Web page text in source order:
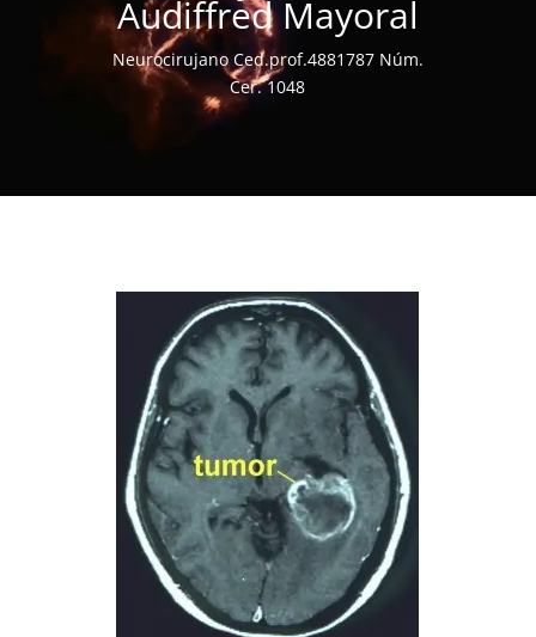
Audiffred Mayoral
Neurocirujano Ced.prof.4881787 Núm.
Cer. 1048